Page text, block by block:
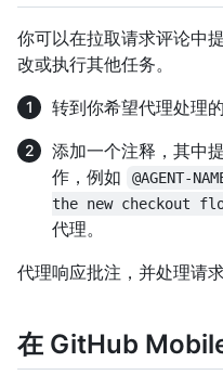
你可以在拉取请求评论中
改或执行其他任务。
转到你希望代理处理
添加一个注释，其中
作，例如
@AGENT-
the new checkout
代理。
代理响应批注，并处理请求
在 GitHub